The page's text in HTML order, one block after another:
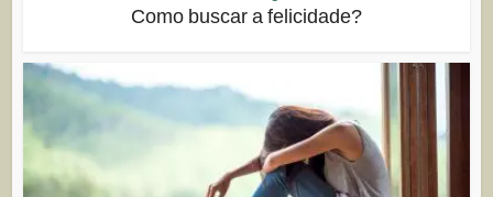
Como buscar a felicidade?